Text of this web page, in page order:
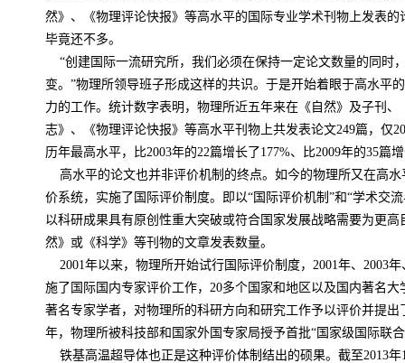
然》、《物理评论快报》等高水平的国际专业学术刊物上发表
毕竟还不多。
“创建国际一流研究所，我们必须在保持一定论文数量的同时
变。”物理所领导班子形成这样的共识。于是开始着眼于高水平
力的工作。统计数字表明，物理所近五年来在《自然》及子刊
志》、《物理评论快报》等高水平刊物上共发表论文249篇，仅
历年最高水平，比2003年的22篇增长了177%、比2009年的35篇
高水平的论文也并非评价机制的终点。如今的物理所又在高
价系统，实施了国际评价制度。即以“国际评价机制”和“学术交
以科研成果具有原创性重大突破或符合国家发展战略需要为更
然》或《科学》等刊物的文章发表数量。
2001年以来，物理所开始试行国际评价制度， 2001年、 2003年
施了国际国内专家评价工作， 20多个国家和地区以及国内著名
著名专家学者，对物理所的科研方向和研究工作予以评价并提出
年，物理所被科技部和国家外国专家局授予首批“国家级国际联
铁基高温超导体也正是这种评价体制结出的硕果。截至2013年